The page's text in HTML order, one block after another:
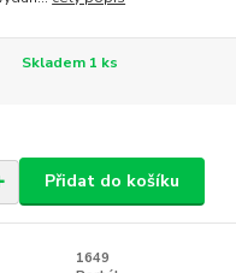
Skladem 1 ks
Přidat do košíku
1649